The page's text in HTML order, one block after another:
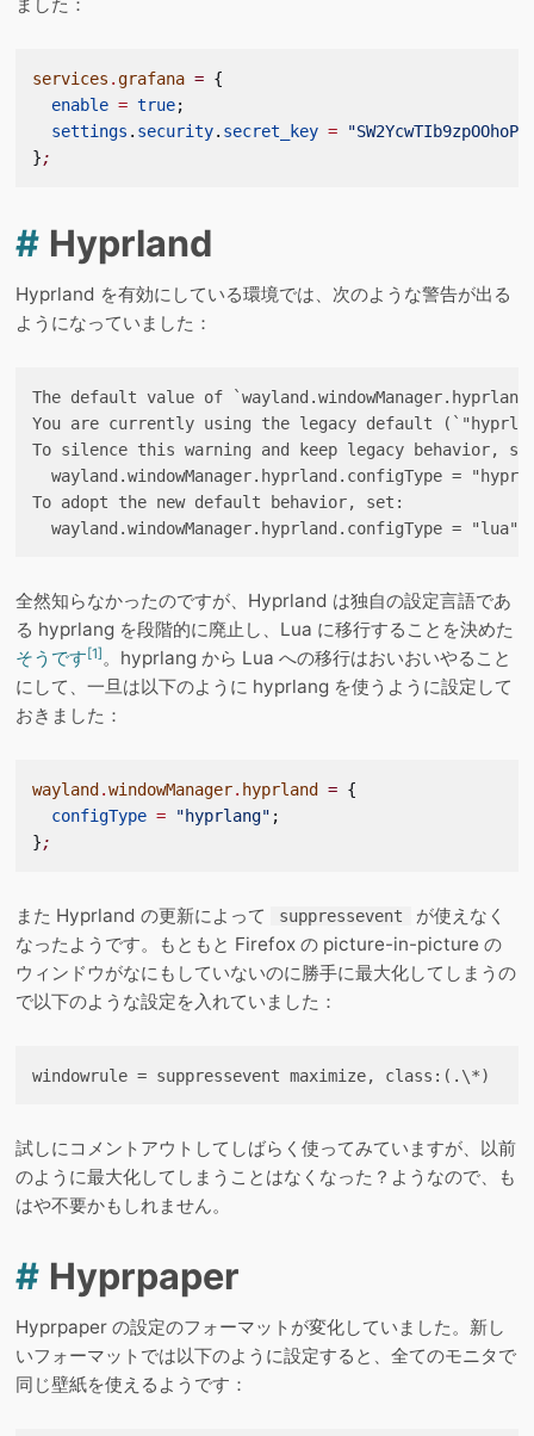
services .grafana = {
  enable
= true;
  settings
. security. secret_key =
};
# Hyprland
Hyprland を有効にしている環境では、次のような警告が出る
ようになっていました：
The default value of
You are currently using the legacy default
To silence this warning and keep legacy behavior,
wayland.windowManager.hyprland.configType =
To adopt the new default behavior, set:
全然知らなかったのですが、Hyprland は独自の設定言語であ
る hyprlang を段階的に廃止し、Lua に移行することを決めた
そうです[1]。hyprlang から Lua への移行はおいおいやること
にして、一旦は以下のように hyprlang を使うように設定して
おきました：
wayland .windowManager. hyprland = {
  configType
= "hyprlang" ;
};
また Hyprland の更新によって suppressevent
が使えなく
なったようです。もともと Firefox の picture-in-picture の
ウィンドウがなにもしていないのに勝手に最大化してしまうの
で以下のような設定を入れていました：
試しにコメントアウトしてしばらく使ってみていますが、以前
のように最大化してしまうことはなくなった？ようなので、も
はや不要かもしれません。
# Hyprpaper
Hyprpaper の設定のフォーマットが変化していました。新し
いフォーマットでは以下のように設定すると、全てのモニタで
同じ壁紙を使えるようです：